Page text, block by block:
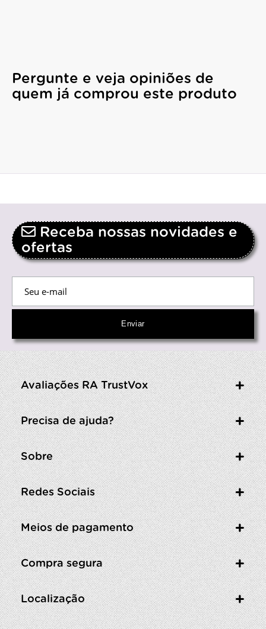
Pergunte e veja opiniões de
quem já comprou este produto
Receba nossas novidades e
ofertas
Avaliações RA TrustVox
Precisa de ajuda?
Sobre
Redes Sociais
Meios de pagamento
Compra segura
Localização